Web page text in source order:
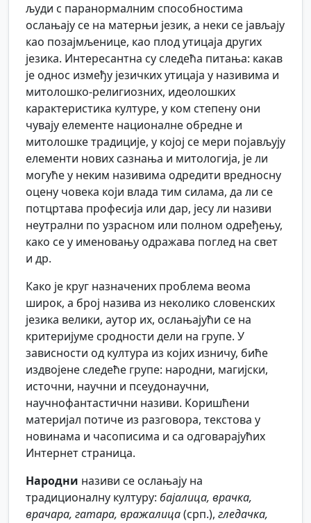
људи с паранормалним способностима
ослањају се на матерњи језик, а неки се јављају
као позајмљенице, као плод утицаја других
језика. Интересантна су следећа питања: какав
је однос између језичких утицаја у називима и
митолошко-религиозних, идеолошких
карактеристика културе, у ком степену они
чувају елементе националне обредне и
митолошке традиције, у којој се мери појављују
елементи нових сазнања и митологија, је ли
могуће у неким називима одредити вредносну
оцену човека који влада тим силама, да ли се
потцртава професија или дар, јесу ли називи
неутрални по узрасном или полном одређењу,
како се у именовању одражава поглед на свет
и др.
Како је круг назначених проблема веома
широк, а број назива из неколико словенских
језика велики, аутор их, ослањајући се на
критеријуме сродности дели на групе. У
зависности од култура из којих изничу, биће
издвојене следеће групе: народни, магијски,
источни, научни и псеудонаучни,
научнофантастични називи. Коришћени
материјал потиче из разговора, текстова у
новинама и часописима и са одговарајућих
Интернет страница.
Народни називи се ослањају на
традиционалну културу: бајалица, врачка,
врачара, гатара, вражалица(срп.), гледачка,